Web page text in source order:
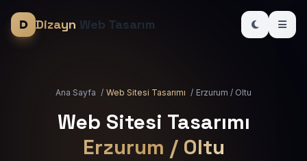
Dizayn Web Tasarım
Ana Sayfa / Web Sitesi Tasarımı / Erzurum / Oltu
Web Sitesi Tasarımı
Erzurum / Oltu